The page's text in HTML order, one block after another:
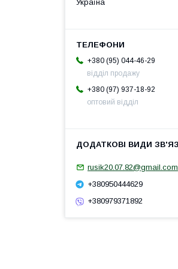
Україна
+380 (95) 044-46-29
відділ продажу
+380 (97) 937-18-92
оптовий відділ
rusik20.07.82@gmail.com
+380950444629
+380979371892